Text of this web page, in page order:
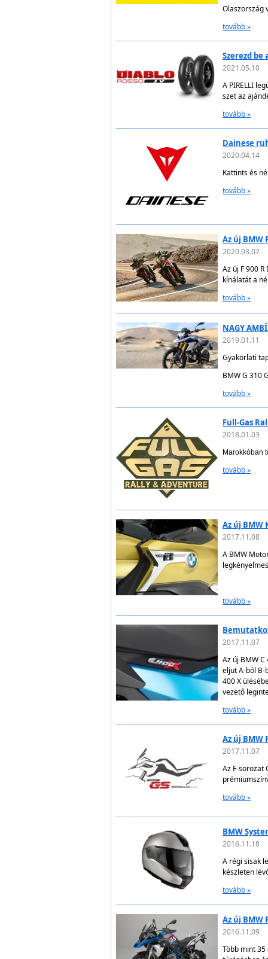
Olaszország
tovább »
Szerezd
2021.05.10
A PIRELLI
szet az
tovább »
Dainese
2020.04.14
Kattints és
tovább »
Az új BMW
2020.03.07
Az új F 900
kínálatát a
tovább »
NAGY
2019.01.11
Gyakorlati
BMW G 310
tovább »
Full-Gas
2018.01.03
Marokkóban
tovább »
Az új BMW
2017.11.08
A BMW
tovább »
2017.11.07
Az új BMW
eljut A-ból B-
400 X
vezető
tovább »
Az új BMW
2017.11.07
Az F-sorozat
tovább »
BMW
2016.11.18
A régi sisak
készleten
tovább »
Az új BMW
2016.11.09
Több mint